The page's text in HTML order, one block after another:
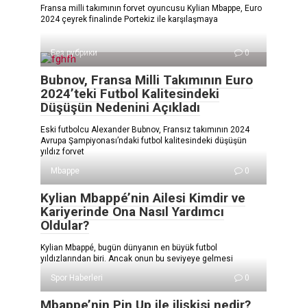
Fransa milli takımının forvet oyuncusu Kylian Mbappe, Euro
2024 çeyrek finalinde Portekiz ile karşılaşmaya
Без рубрики 0
Bubnov, Fransa Milli Takımının Euro
2024’teki Futbol Kalitesindeki
Düşüşün Nedenini Açıkladı
Eski futbolcu Alexander Bubnov, Fransız takımının 2024
Avrupa Şampiyonası’ndaki futbol kalitesindeki düşüşün
yıldız forvet
Mbappe
0
Kylian Mbappé’nin Ailesi Kimdir ve
Kariyerinde Ona Nasıl Yardımcı
Oldular?
Kylian Mbappé, bugün dünyanın en büyük futbol
yıldızlarından biri. Ancak onun bu seviyeye gelmesi
Spor Haberleri
0